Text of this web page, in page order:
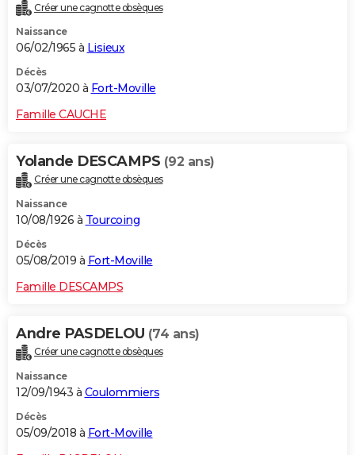
Créer une cagnotte obsèques
Naissance
06/02/1965 à Lisieux
Décès
03/07/2020 à Fort-Moville
Famille CAUCHE
Yolande DESCAMPS (92 ans)
Créer une cagnotte obsèques
Naissance
10/08/1926 à Tourcoing
Décès
05/08/2019 à Fort-Moville
Famille DESCAMPS
Andre PASDELOU (74 ans)
Créer une cagnotte obsèques
Naissance
12/09/1943 à Coulommiers
Décès
05/09/2018 à Fort-Moville